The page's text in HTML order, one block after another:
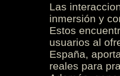
Las
inmersión y
Estos
usuarios al
España,
reales para